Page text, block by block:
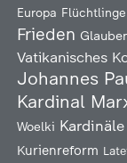
Europa Flüchtlinge
Frieden
Vatikanisches
Johannes
Kardinal
Woelki Kardinäle
Kurienreform